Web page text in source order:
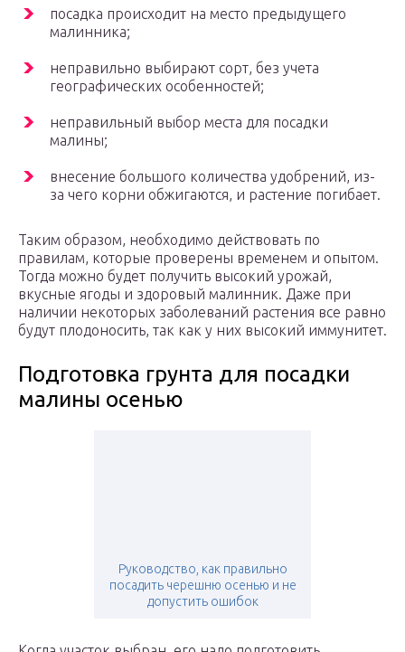
посадка происходит на место предыдущего
малинника;
неправильно выбирают сорт, без учета
географических особенностей;
неправильный выбор места для посадки
малины;
внесение большого количества удобрений, из-
за чего корни обжигаются, и растение погибает.
Таким образом, необходимо действовать по
правилам, которые проверены временем и опытом.
Тогда можно будет получить высокий урожай,
вкусные ягоды и здоровый малинник. Даже при
наличии некоторых заболеваний растения все равно
будут плодоносить, так как у них высокий иммунитет.
Подготовка грунта для посадки
малины осенью
Руководство, как правильно
посадить черешню осенью и не
допустить ошибок